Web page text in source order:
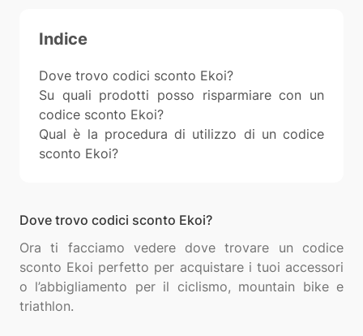
Indice
Dove trovo codici sconto Ekoi?
Su quali prodotti posso risparmiare con un
codice sconto Ekoi?
Qual è la procedura di utilizzo di un codice
sconto Ekoi?
Dove trovo codici sconto Ekoi?
Ora ti facciamo vedere dove trovare un codice
sconto Ekoi perfetto per acquistare i tuoi accessori
o l’abbigliamento per il ciclismo, mountain bike e
triathlon.